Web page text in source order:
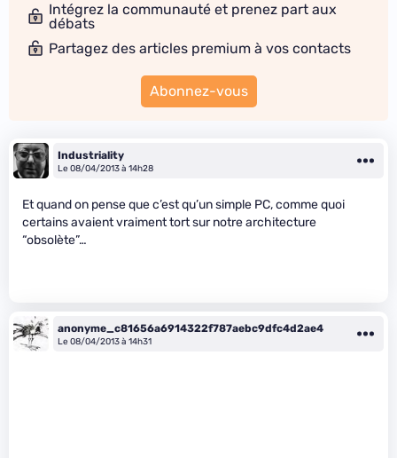
Intégrez la communauté et prenez part aux
débats
Partagez des articles premium à vos contacts
Abonnez-vous
Industriality
Le 08/04/2013 à 14h28
Et quand on pense que c’est qu’un simple PC, comme quoi
certains avaient vraiment tort sur notre architecture
“obsolète”…
anonyme_c81656a6914322f787aebc9dfc4d2ae4
Le 08/04/2013 à 14h31